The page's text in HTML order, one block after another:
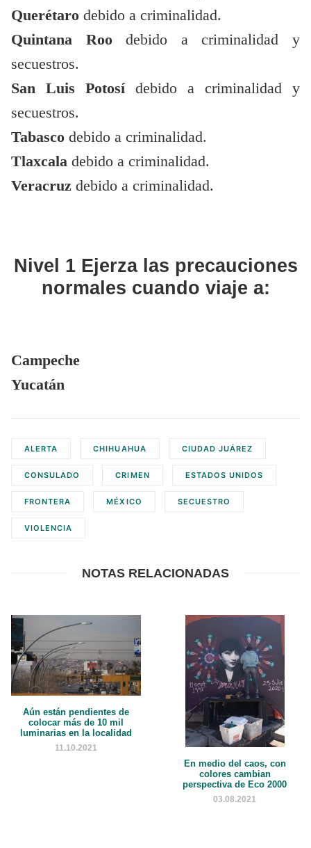
Querétaro debido a criminalidad.
Quintana Roodebido a criminalidad y
secuestros.
San Luis Potosí debido a criminalidad y
secuestros.
Tabasco debido a criminalidad.
Tlaxcala debido a criminalidad.
Veracruz debido a criminalidad.
Nivel 1Ejerza las precauciones
normales cuando viaje a:
Campeche
Yucatán
ALERTA CHIHUAHUA CIUDAD JUÁREZ
CONSULADO CRIMEN ESTADOS UNIDOS
FRONTERA MÉXICO SECUESTRO
VIOLENCIA
NOTAS RELACIONADAS
Aún están pendientes de
colocar más de 10 mil
luminarias en la localidad
11.10.2021
En medio del caos, con
colores cambian
perspectiva de Eco 2000
03.08.2021